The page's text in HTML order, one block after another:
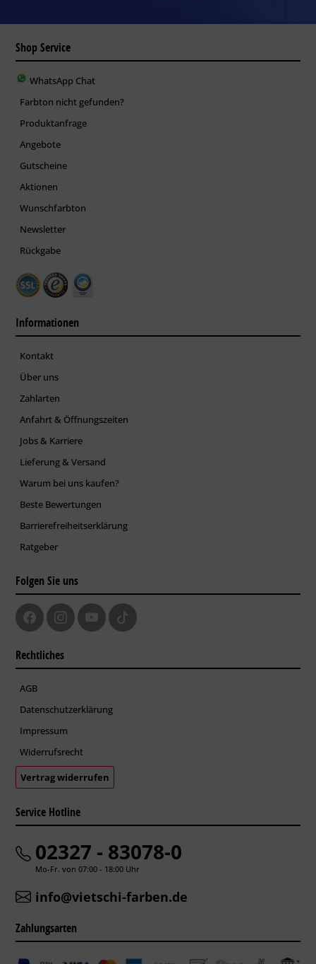
Shop Service
WhatsApp Chat
Farbton nicht gefunden?
Produktanfrage
Angebote
Gutscheine
Aktionen
Wunschfarbton
Newsletter
Rückgabe
Informationen
Kontakt
Über uns
Zahlarten
Anfahrt & Öffnungszeiten
Jobs & Karriere
Lieferung & Versand
Warum bei uns kaufen?
Beste Bewertungen
Barrierefreiheitserklärung
Ratgeber
Folgen Sie uns
Rechtliches
AGB
Datenschutzerklärung
Impressum
Widerrufsrecht
Vertrag widerrufen
Service Hotline
02327 - 83078-0
Mo-Fr. von 07:00 - 18:00 Uhr
info@vietschi-farben.de
Zahlungsarten